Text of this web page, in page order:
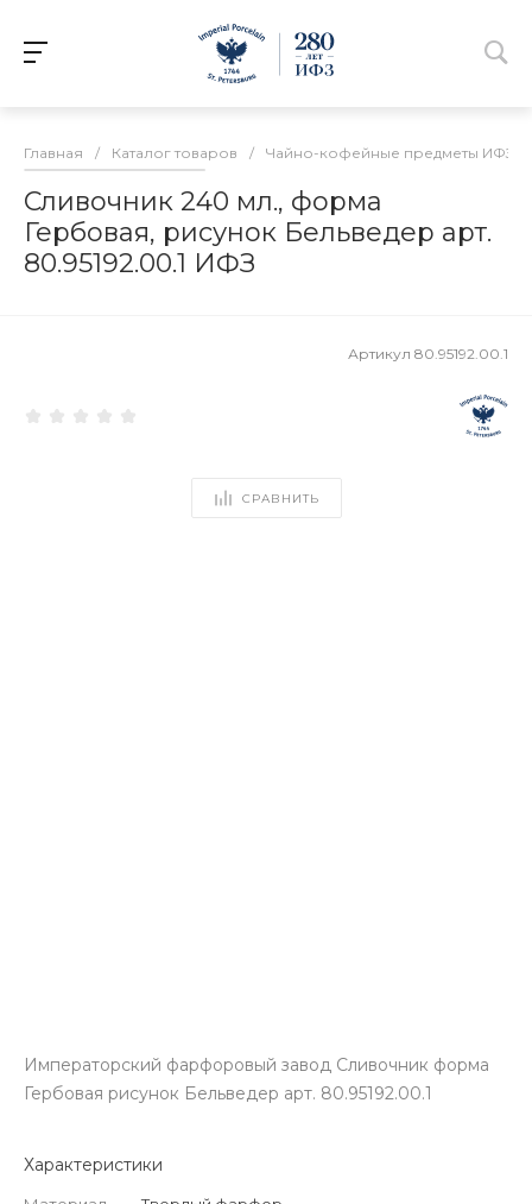
Главная / Каталог товаров / Чайно-кофейные предметы ИФЗ
Сливочник 240 мл., форма
Гербовая, рисунок Бельведер арт.
80.95192.00.1 ИФЗ
Артикул 80.95192.00.1
СРАВНИТЬ
Императорский фарфоровый завод Сливочник форма
Гербовая рисунок Бельведер арт. 80.95192.00.1
Характеристики